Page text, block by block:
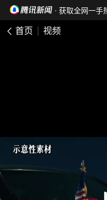
· 获取全网一手
首页 视频